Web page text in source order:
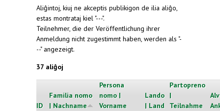
Aliĝintoj, kiuj ne akceptis publikigon de ilia aliĝo,
estas montrataj kiel "---".
Teilnehmer, die der Veröffentlichung ihrer
Anmeldung nicht zugestimmt haben, werden als "-
--" angezeigt.
37 aliĝoj
ID
Familia nomo
| Nachname
Persona
nomo |
Vorname
Lando
| Land
Partopreno
|
Teilnahme